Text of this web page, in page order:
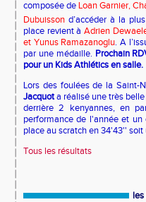
composée deLoan Garnier,
Dubuisson d’accéder à la
place revient àAdrien
et Yunus Ramazanoglu. A
par une médaille. Prochain
pour un Kids Athlétics en salle.
Lors des foulées de la Saint-
Jacquota réalisé une très
derrière 2 kenyannes, en
performance de l'année et un
place au scratch en 34'43''
Tous les résultats